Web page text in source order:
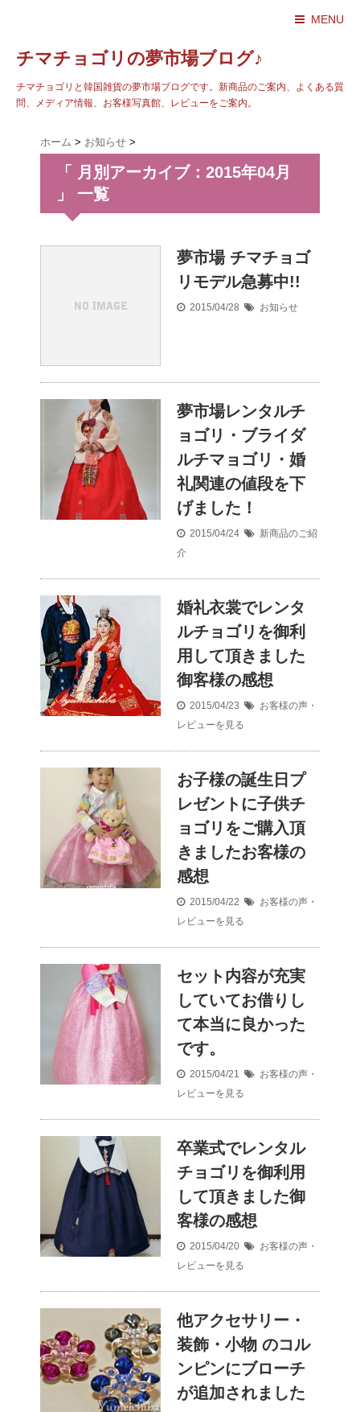
MENU
チマチョゴリの夢市場ブログ♪
チマチョゴリと韓国雑貨の夢市場ブログです。新商品のご案内、よくある質
問、メディア情報、お客様写真館、レビューをご案内。
ホーム > お知らせ >
「 月別アーカイブ：2015年04月
」 一覧
夢市場 チマチョゴ
リモデル急募中!!
2015/04/28 お知らせ
夢市場レンタルチ
ョゴリ・ブライダ
ルチマョゴリ・婚
礼関連の値段を下
げました！
2015/04/24
新商品のご紹
介
婚礼衣裳でレンタ
ルチョゴリを御利
用して頂きました
御客様の感想
2015/04/23
お客様の声・
レビューを見る
お子様の誕生日プ
レゼントに子供チ
ョゴリをご購入頂
きましたお客様の
感想
2015/04/22
お客様の声・
レビューを見る
セット内容が充実
していてお借りし
て本当に良かった
です。
2015/04/21
お客様の声・
レビューを見る
卒業式でレンタル
チョゴリを御利用
して頂きました御
客様の感想
2015/04/20
お客様の声・
レビューを見る
他アクセサリー・
装飾・小物 のコル
ンピンにブローチ
が追加されました